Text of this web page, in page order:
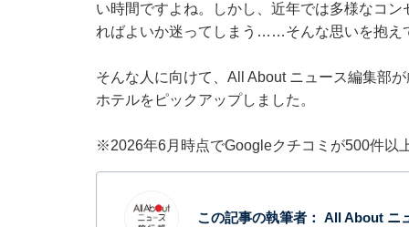
い時間ですよね。しかし、近年では多様なコ
ればよいか迷ってしまう……そんな思いを抱え
そんな人に向けて、All About ニュース編集部
ホテルをピックアップしました。
※2026年6月時点でGoogleクチコミが500件以
この記事の執筆者： All About ニ